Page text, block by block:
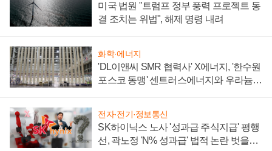
미국 법원 "트럼프 정부 풍력 프로젝트 동
결 조치는 위법", 해제 명령 내려
화학·에너지
'DL이앤씨 SMR 협력사' X에너지, '한수원
포스코 동맹' 센트러스에너지와 우라늄
전자·전기·정보통신
SK하이닉스 노사 '성과급 주식지급' 평행
선, 곽노정 'N% 성과급' 법적 논란 벗을지